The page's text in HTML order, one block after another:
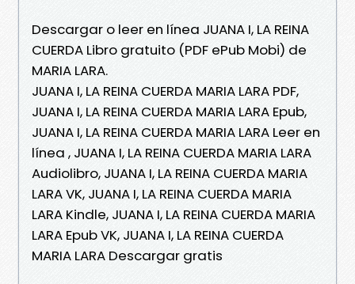
Descargar o leer en línea JUANA I, LA REINA
CUERDA Libro gratuito (PDF ePub Mobi) de
MARIA LARA.
JUANA I, LA REINA CUERDA MARIA LARA PDF,
JUANA I, LA REINA CUERDA MARIA LARA Epub,
JUANA I, LA REINA CUERDA MARIA LARA Leer en
línea , JUANA I, LA REINA CUERDA MARIA LARA
Audiolibro, JUANA I, LA REINA CUERDA MARIA
LARA VK, JUANA I, LA REINA CUERDA MARIA
LARA Kindle, JUANA I, LA REINA CUERDA MARIA
LARA Epub VK, JUANA I, LA REINA CUERDA
MARIA LARA Descargar gratis